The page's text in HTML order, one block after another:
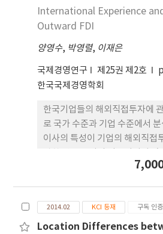
로 인식되 지만, 조직의 경쟁력
되어 있기에 다국적기업의 관점
서 동 주제의 중요성을 고려하여,
시장진입 전략의 특성을 개괄적
이론적 논의 제공하며, 선행연구
알아봄은 물론, 언급한 주제와 관
야 상위저널의 출간경향을 탐구
International Experience
Outward FDI
양영수, 박영렬, 이재은
국제경영연구 제25권 제2호
한국국제경영학회
한국기업들의 해외직접투자에
로 국가 수준과 기업 수준에서
이사의 특성이 기업의 해외직접
의 특성과 기업의 전략적 선택
미천한 실정이다. 따라서 본 연
의 한계를 극복하고자 자원기반
2014.02 KCI 등재 구독 인
Location Differences